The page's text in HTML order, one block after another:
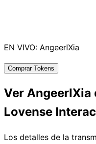
EN VIVO: AngeerlXia
Comprar Tokens
Ver AngeerlXia
Lovense
Los detalles de la